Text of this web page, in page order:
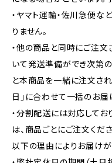
・ヤマト運輸・佐川急便
りません。
・他の商品と同時にご注
いて発送準備ができ次第の
と本商品を一緒に注文さ
日」に合わせて一括のお届
・分割配送には対応してお
は、商品ごとにご注文くださ
以下の理由によりお届け